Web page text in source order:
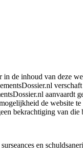
de inhoud van deze
de website
bekrachtiging van die
en